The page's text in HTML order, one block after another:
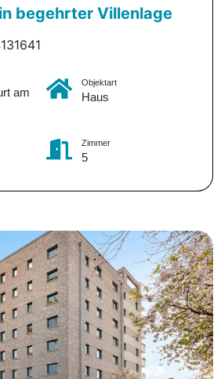
begehrter Villenlage
am
Objektart
Haus
Zimmer
5